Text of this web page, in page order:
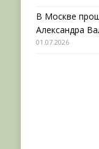
В Москве
Александра
01.07.2026